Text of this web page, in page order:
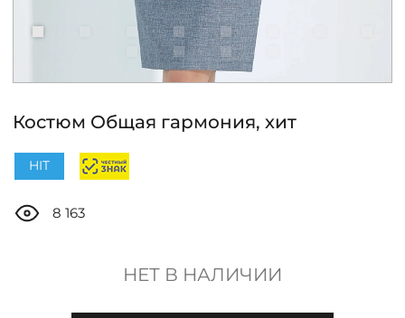
ЧАСТО ЗАДАВАЕМЫЕ ВОПРОСЫ
ТАБЛИЦА РАЗМЕРОВ
Костюм Общая гармония, хит
HIT
8 163
НЕТ В НАЛИЧИИ